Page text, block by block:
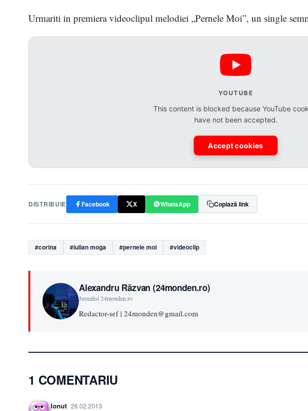
Urmariti in premiera videoclipul melodiei „Pernele Moi”, un single
YOUTUBE
This content is blocked because YouTube
have not been accepted.
Accept cookies
DISTRIBUIE Facebook X WhatsApp Copiază link
#corina #iulian moga #pernele moi #videoclip
Alexandru Răzvan (24monden.ro)
Jurnalist 24monden.ro
Redactor-sef | 24monden@gmail.com
1 COMENTARIU
Ionut 26.02.2013